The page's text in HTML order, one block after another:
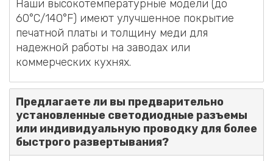
Наши высокотемпературные модели (до
60°C/140°F) имеют улучшенное покрытие
печатной платы и толщину меди для
надежной работы на заводах или
коммерческих кухнях.
Предлагаете ли вы предварительно
установленные светодиодные разъемы
или индивидуальную проводку для более
быстрого развертывания?